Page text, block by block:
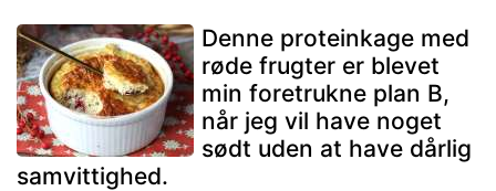
Denne proteinkage med
røde frugter er blevet
min foretrukne plan B,
når jeg vil have noget
sødt uden at have dårlig
samvittighed.